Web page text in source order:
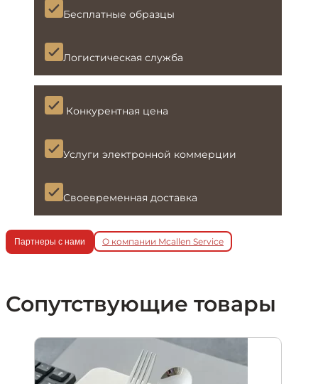
Бесплатные образцы
Логистическая служба
Конкурентная цена
Услуги электронной коммерции
Своевременная доставка
Партнеры с нами О компании Mcallen Service
Сопутствующие товары